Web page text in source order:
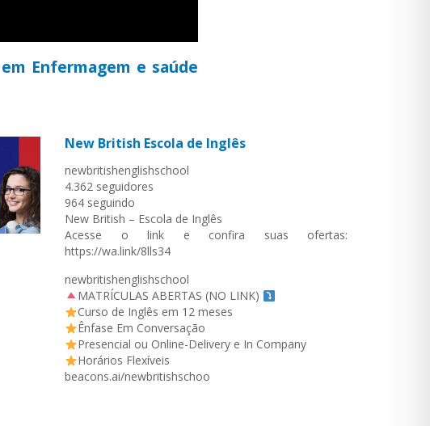
Enfermagem e saúde
New British Escola de Inglês
newbritishenglishschool
4.362 seguidores
964 seguindo
New British – Escola de Inglês
Acesse o link e confira suas ofertas:
https://wa.link/8lls34
newbritishenglishschool
MATRÍCULAS ABERTAS (NO LINK)
Curso de Inglês em 12 meses
Ênfase Em Conversação
Presencial ou Online-Delivery e In Company
Horários Flexíveis
beacons.ai/newbritishschoo